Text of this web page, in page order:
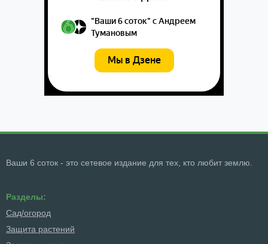
Ваши 6 соток - это сетевое издание для тех, кто любит землю.
Разделы:
Сад/огород
Защита растений